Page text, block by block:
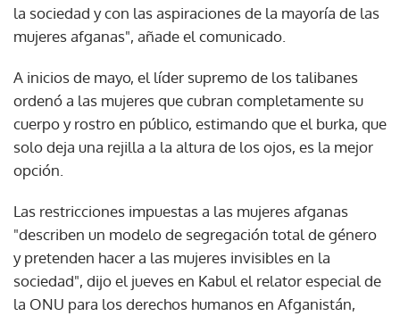
la sociedad y con las aspiraciones de la mayoría de las
mujeres afganas", añade el comunicado.
A inicios de mayo, el líder supremo de los talibanes
ordenó a las mujeres que cubran completamente su
cuerpo y rostro en público, estimando que el burka, que
solo deja una rejilla a la altura de los ojos, es la mejor
opción.
Las restricciones impuestas a las mujeres afganas
"describen un modelo de segregación total de género
y pretenden hacer a las mujeres invisibles en la
sociedad", dijo el jueves en Kabul el relator especial de
la ONU para los derechos humanos en Afganistán,